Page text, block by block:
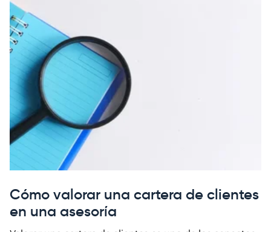
Cómo valorar una cartera de clientes
en una asesoría